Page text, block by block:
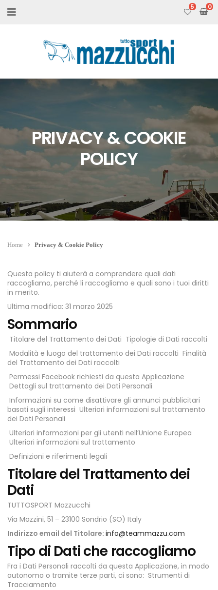
5
PRIVACY & COOKIE
POLICY
Home Privacy & Cookie Policy
Questa policy ti aiuterà a comprendere quali dati
raccogliamo, perché li raccogliamo e quali sono i tuoi diritti
in merito.
Ultima modifica: 31 marzo 2025
Sommario
Titolare del Trattamento dei Dati Tipologie di Dati raccolti
Modalità e luogo del trattamento dei Dati raccolti Finalità
del Trattamento dei Dati raccolti
Permessi Facebook richiesti da questa Applicazione
Dettagli sul trattamento dei Dati Personali
Informazioni su come disattivare gli annunci pubblicitari
basati sugli interessi Ulteriori informazioni sul trattamento
dei Dati Personali
Ulteriori informazioni per gli utenti nell’Unione Europea
Ulteriori informazioni sul trattamento
Definizioni e riferimenti legali
Titolare del Trattamento dei
Dati
TUTTOSPORT Mazzucchi
Via Mazzini, 51 – 23100 Sondrio (SO) Italy
Indirizzo email del Titolare: info@teammazzu.com
Tipo di Dati che raccogliamo
Fra i Dati Personali raccolti da questa Applicazione, in modo
autonomo o tramite terze parti, ci sono: Strumenti di
Tracciamento